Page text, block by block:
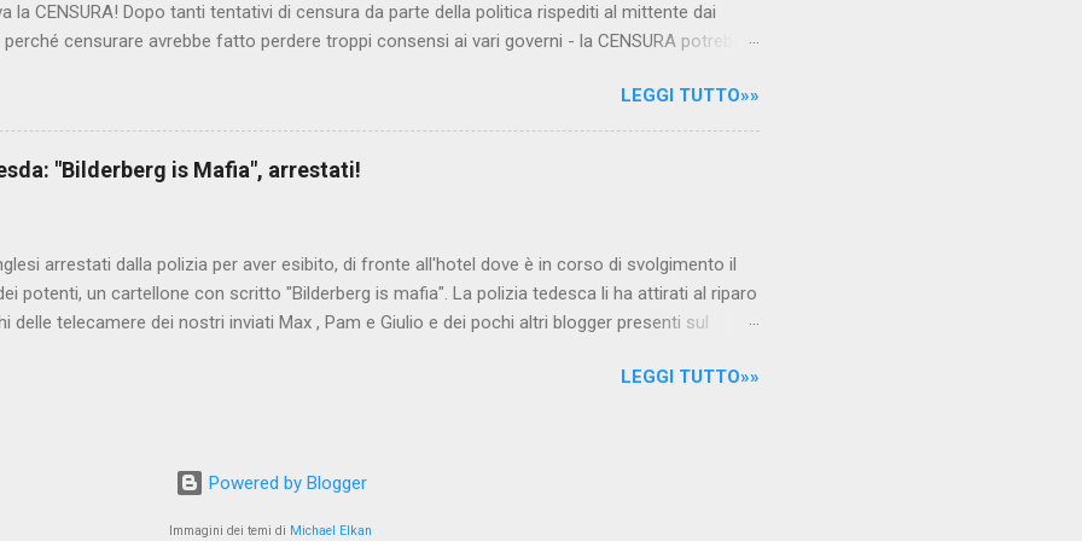
la CENSURA! Dopo tanti tentativi di censura da parte della politica rispediti al mittente dai
censurare avrebbe fatto perdere troppi consensi ai vari governi - la CENSURA potrebbe
non confondere con AGCOM) tra l'altro il momento è proprizio perché al governo non c'è più
ma il buon Renziloni , controfigura di Renzi messo li per mettere la faccia su quelle misure
sindaco di Firenze sarebbero state sconvenienti , dai miliardi da sborsare per le banche allo
della censura del web. Renzi è tornato a casa, a farsi riprendere mentre fa la spesa come
LEGGI TUTTO»»
"Bilderberg is Mafia", arrestati!
arrestati dalla polizia per aver esibito, di fronte all'hotel dove è in corso di svolgimento il
potenti, un cartellone con scritto "Bilderberg is mafia". La polizia tedesca li ha attirati al riparo
delle telecamere dei nostri inviati Max , Pam e Giulio e dei pochi altri blogger presenti sul
che la scena fosse ripresa. E' quanto raccontano i nostri amici inviati durante l'ultimo
: Dresda, espongono cartello "Bilderberg is mafia", arrestati!
dresda-espongono-cartello-bilderberg-is-mafia-arrestati/ Per garantire la
del gruppo Bilderberg la polizia tedesca sta dispiega...
LEGGI TUTTO»»
Powered by Blogger
Immagini dei temi di Michael Elkan